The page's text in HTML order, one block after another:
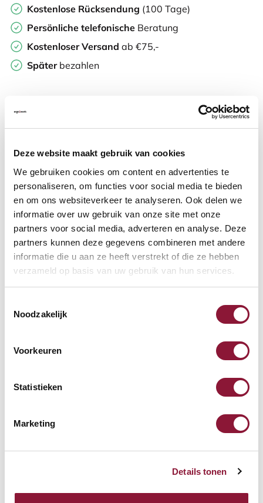
Deze website maakt gebruik van cookies
We gebruiken cookies om content en advertenties te
personaliseren, om functies voor social media te bieden
en om ons websiteverkeer te analyseren. Ook delen we
informatie over uw gebruik van onze site met onze
partners voor social media, adverteren en analyse. Deze
partners kunnen deze gegevens combineren met andere
informatie die u aan ze heeft verstrekt of die ze hebben
verzameld op basis van uw gebruik van hun services.
Noodzakelijk
Voorkeuren
Statistieken
Marketing
Details tonen
Kostenlose Rücksendung (100 Tage)
Persönliche telefonische Beratung
Kostenloser Versand ab €75,-
Später bezahlen
Bewertungen
5 / 5
Kundenbewertungen
Thomas Lederer,
16-11-2020
schnelle lIEFERUNG: aRTIKEL WIE BESCHRIEBEN:
Erhard,01-08-2017
Einfach in der Montage und die Korbbeschichtung hilft
dabei die Kabel im Korb zu halten. Bin froh die 100cm
Variante genommen zu haben. Es kamen doch eine